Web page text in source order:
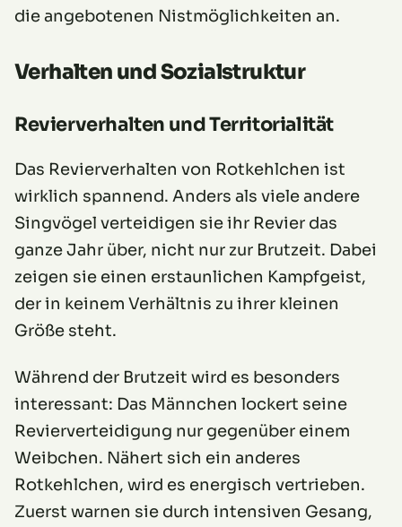
die angebotenen Nistmöglichkeiten an.
Verhalten und Sozialstruktur
Revierverhalten und Territorialität
Das Revierverhalten von Rotkehlchen ist
wirklich spannend. Anders als viele andere
Singvögel verteidigen sie ihr Revier das
ganze Jahr über, nicht nur zur Brutzeit. Dabei
zeigen sie einen erstaunlichen Kampfgeist,
der in keinem Verhältnis zu ihrer kleinen
Größe steht.
Während der Brutzeit wird es besonders
interessant: Das Männchen lockert seine
Revierverteidigung nur gegenüber einem
Weibchen. Nähert sich ein anderes
Rotkehlchen, wird es energisch vertrieben.
Zuerst warnen sie durch intensiven Gesang,